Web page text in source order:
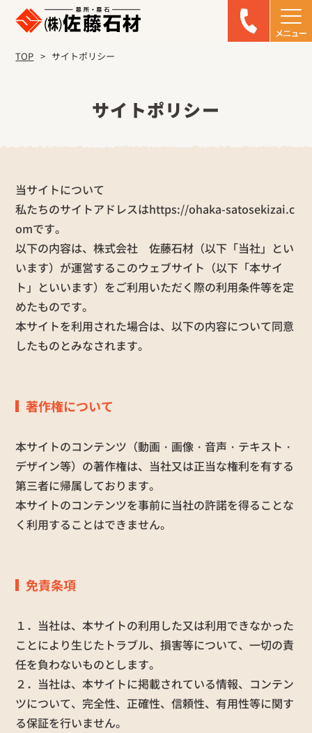
TOP サイトポリシー
サイトポリシー
当サイトについて
私たちのサイトアドレスはhttps://ohaka-satosekizai.c
omです。
以下の内容は、株式会社 佐藤石材（以下「当社」とい
います）が運営するこのウェブサイト（以下「本サイ
ト」といいます）をご利用いただく際の利用条件等を定
めたものです。
本サイトを利用された場合は、以下の内容について同意
したものとみなされます。
著作権について
本サイトのコンテンツ（動画・画像・音声・テキスト・
デザイン等）の著作権は、当社又は正当な権利を有する
第三者に帰属しております。
本サイトのコンテンツを事前に当社の許諾を得ることな
く利用することはできません。
免責条項
１．当社は、本サイトの利用した又は利用できなかった
ことにより生じたトラブル、損害等について、一切の責
任を負わないものとします。
２．当社は、本サイトに掲載されている情報、コンテン
ツについて、完全性、正確性、信頼性、有用性等に関す
る保証を行いません。